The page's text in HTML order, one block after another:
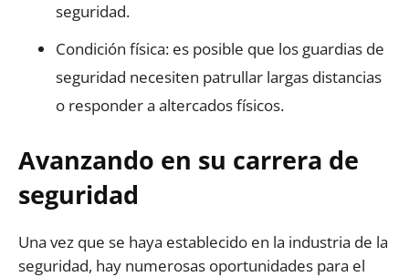
seguridad.
Condición física: es posible que los guardias de
seguridad necesiten patrullar largas distancias
o responder a altercados físicos.
Avanzando en su carrera de
seguridad
Una vez que se haya establecido en la industria de la
seguridad, hay numerosas oportunidades para el